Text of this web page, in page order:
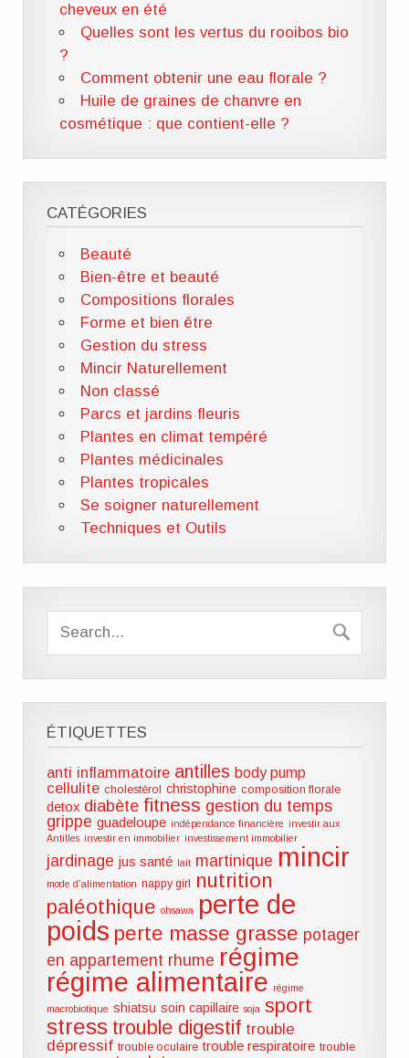
cheveux en été
Quelles sont les vertus du rooibos bio
?
Comment obtenir une eau florale ?
Huile de graines de chanvre en
cosmétique : que contient-elle ?
CATÉGORIES
Beauté
Bien-être et beauté
Compositions florales
Forme et bien être
Gestion du stress
Mincir Naturellement
Non classé
Parcs et jardins fleuris
Plantes en climat tempéré
Plantes médicinales
Plantes tropicales
Se soigner naturellement
Techniques et Outils
ÉTIQUETTES
anti inflammatoire antilles body pump
cellulite cholestérol christophine composition florale
detox diabète fitness gestion du temps
grippe guadeloupe indépendance financière investir aux
Antilles investir en immobilier investissement immobilier
jardinage jus santé lait martinique mincir
mode d'alimentation nappy girl nutrition
paléothique ohsawa
perte de
poids perte masse grasse potager
en appartement rhume régime
régime alimentaire régime
macrobiotique shiatsu soin capillaire soja sport
stress trouble digestif trouble
dépressif trouble oculaire trouble respiratoire trouble